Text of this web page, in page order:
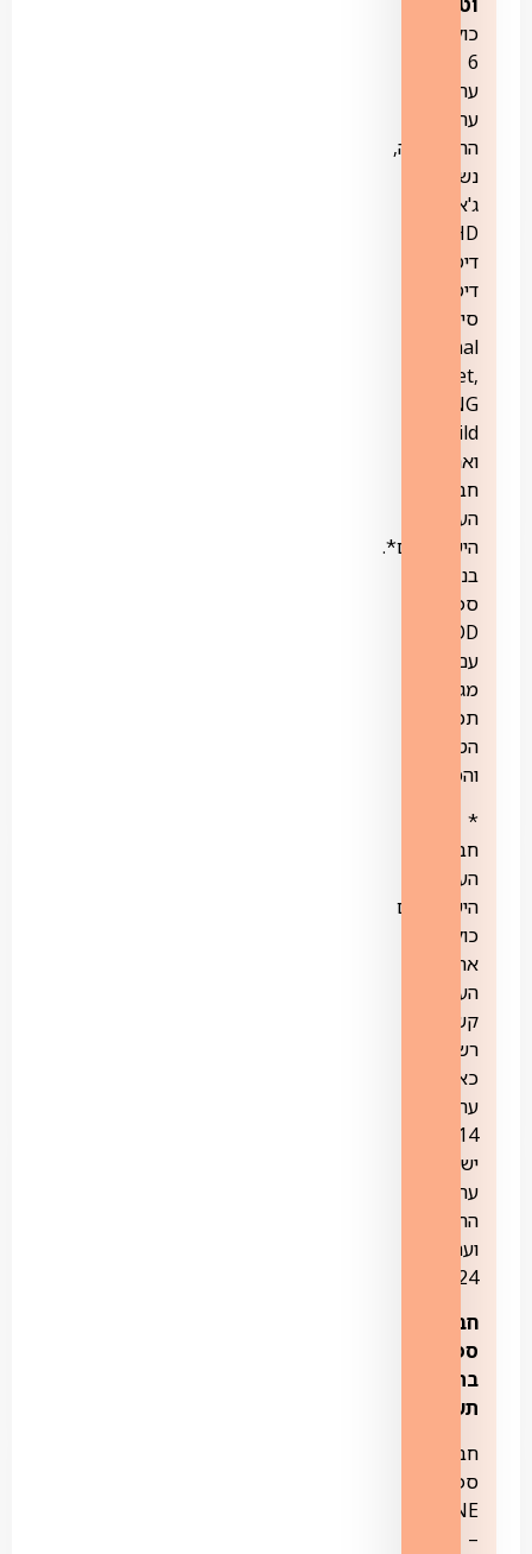
כוללת
6
ערוצים:
ערוץ
ההיסטוריה,
נשיונל
ג'אוגרפיק
דיסקברי,
דיסקברי
סיינס,
Animal
Planet,
NG
Wild
ואת
חבילת
הערוצים
הישראליים*.
בנוסף,
ספריית
VOD
עם
מגוון
תכני
הטבע
והמדע
*
חבילת
הערוצים
הישראליים
כוללת
את
הערוצים:
קשת,
רשת,
ערוץ
ישראל+,
ערוץ
החינוכית
וערוץ
24.
חבילות
ספורט
בתוספת
תשלום:
חבילת
ספורט
ONE
–